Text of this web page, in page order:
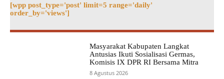
[wpp post_type='post' limit=5 range='daily'
order_by='views']
Masyarakat Kabupaten Langkat
Antusias Ikuti Sosialisasi Germas,
Komisis IX DPR RI Bersama Mitra
8 Agustus 2026